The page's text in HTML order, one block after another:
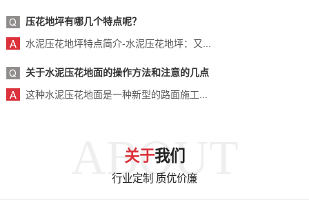
压花地坪有哪几个特点呢？
水泥压花地坪特点简介-水泥压花地坪：又...
关于水泥压花地面的操作方法和注意的几点
这种水泥压花地面是一种新型的路面施工...
ABOUT
关于我们
行业定制 质优价廉